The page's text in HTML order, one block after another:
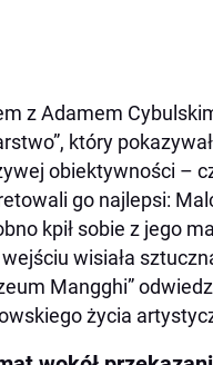
z Adamem
który
obiektywności –
go najlepsi:
kpił sobie z jego
wisiała
Mangghi”
życia